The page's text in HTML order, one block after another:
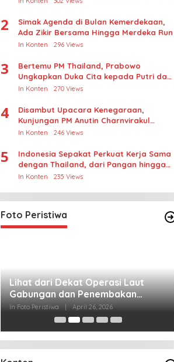
2
Simak Agenda di Bulan Kemerdekaan,
Ada Zikir Bersama Hingga Merdeka Run
In Konten 296 Views
3
Bertemu PM Thailand, Prabowo
Ungkapkan Duka Cita kepada Putri dan
Selamat Ulang Tahun ke Raja Thailand
In Konten 270 Views
4
Disambut Upacara Kenegaraan,
Kunjungan PM Anutin Charnvirakul
Perkuat Hubungan Indonesia-Thailand
In Konten 246 Views
5
Indonesia Sepakat Perkuat Kerja Sama
dengan Thailand, dari Pangan hingga
Ekonomi Digital
In Konten 235 Views
Foto Peristiwa
Gabungan dan Penembakan
Senjata Khusus TNI
In Foto Peristiwa |